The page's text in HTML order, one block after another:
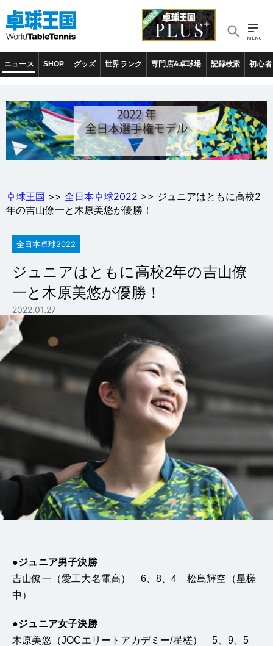
ニュース SHOP グッズ 世界ランク 専門店&卓球場 記録検索 初心者
卓球王国 >> 全日本卓球2022 >> ジュニアはともに高校2
年の吉山僚一と木原美悠が優勝！
全日本卓球2022
ジュニアはともに高校2年の吉山僚
一と木原美悠が優勝！
2022.01.27
●ジュニア男子決勝
吉山僚一（愛工大名電高） 6、8、4 松島輝空（星槎
中）
●ジュニア女子決勝
木原美悠（JOCエリートアカデミー/星槎） 5、9、5